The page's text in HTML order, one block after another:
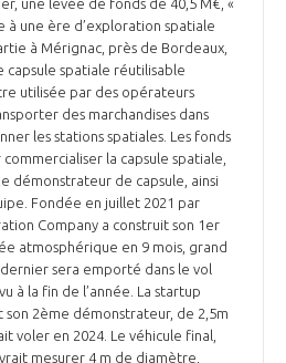
une levée de fonds de 40,5 M€, «
à une ère d’exploration spatiale
à Mérignac, près de Bordeaux,
capsule spatiale réutilisable
utilisée par des opérateurs
des marchandises dans
les stations spatiales. Les fonds
la capsule spatiale,
démonstrateur de capsule, ainsi
Fondée en juillet 2021 par
Company a construit son 1er
atmosphérique en 9 mois, grand
sera emporté dans le vol
à la fin de l’année. La startup
2ème démonstrateur, de 2,5m
voler en 2024. Le véhicule final,
mesurer 4 m de diamètre,